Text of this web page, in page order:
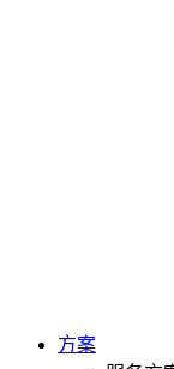
方案